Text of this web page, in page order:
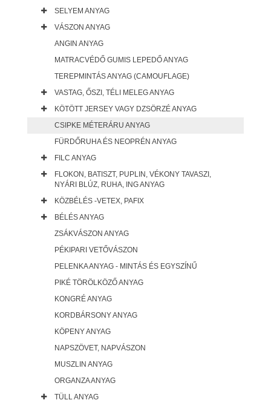
SELYEM ANYAG
VÁSZON ANYAG
ANGIN ANYAG
MATRACVÉDŐ GUMIS LEPEDŐ ANYAG
TEREPMINTÁS ANYAG (CAMOUFLAGE)
VASTAG, ŐSZI, TÉLI MELEG ANYAG
KÖTÖTT JERSEY VAGY DZSÖRZÉ ANYAG
CSIPKE MÉTERÁRU ANYAG
FÜRDŐRUHA ÉS NEOPRÉN ANYAG
FILC ANYAG
FLOKON, BATISZT, PUPLIN, VÉKONY TAVASZI,
NYÁRI BLÚZ, RUHA, ING ANYAG
KÖZBÉLÉS -VETEX, PAFIX
BÉLÉS ANYAG
ZSÁKVÁSZON ANYAG
PÉKIPARI VETŐVÁSZON
PELENKA ANYAG - MINTÁS ÉS EGYSZÍNŰ
PIKÉ TÖRÖLKÖZŐ ANYAG
KONGRÉ ANYAG
KORDBÁRSONY ANYAG
KÖPENY ANYAG
NAPSZÖVET, NAPVÁSZON
MUSZLIN ANYAG
ORGANZA ANYAG
TÜLL ANYAG